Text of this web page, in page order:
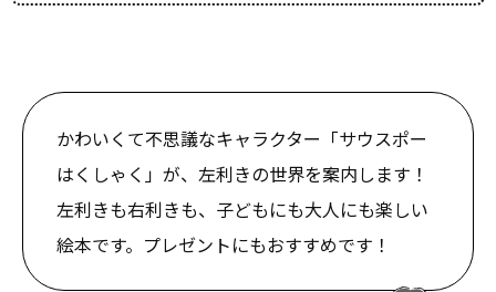
かわいくて不思議なキャラクター「サウスポー
はくしゃく」が、左利きの世界を案内します！
左利きも右利きも、子どもにも大人にも楽しい
絵本です。プレゼントにもおすすめです！